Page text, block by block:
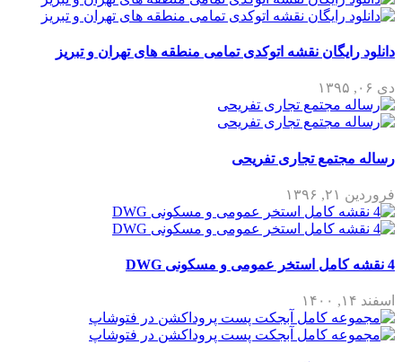
دانلود رایگان نقشه اتوکدی تمامی منطقه های تهران و تبریز
دی ۰۶, ۱۳۹۵
رساله مجتمع تجاری تفریحی
فروردین ۲۱, ۱۳۹۶
4 نقشه کامل استخر عمومی و مسکونی DWG
اسفند ۱۴, ۱۴۰۰